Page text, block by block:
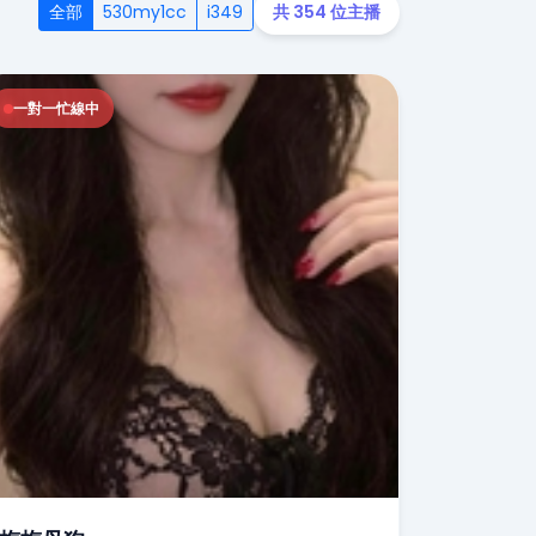
全部 530my1cc i349 共 354 位主播
一對一忙線中